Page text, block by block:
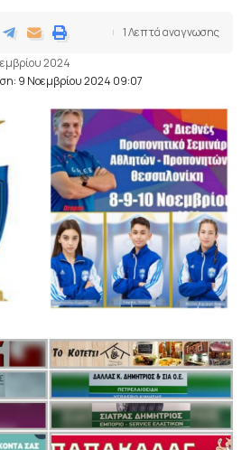
9 Νοεμβρίου 2024 09:07
2024
1 Λεπτά αναγνωσης